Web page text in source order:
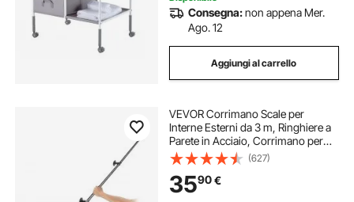
Consegna:non appena Mer.
Ago. 12
Aggiungi al carrello
VEVOR Corrimano Scale per
Interne Esterni da 3 m, Ringhiere a
Parete in Acciaio, Corrimano per
Scale in Tubi 3 Pezzi, Ringhiera
Passamano Montaggio a Parete
Capacità 200 kg Corrimano
Maniglia
(627)
3590€